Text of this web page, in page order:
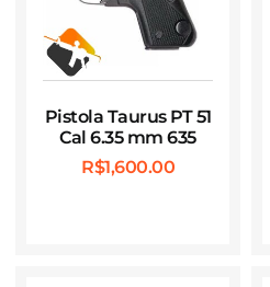
Pistola Taurus PT 51
Cal 6.35 mm 635
R$1,600.00